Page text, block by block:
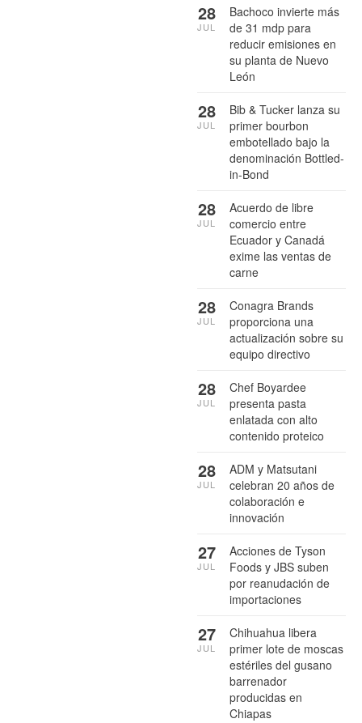
Bachoco invierte más
de 31 mdp para
reducir emisiones en
su planta de Nuevo
León
28
JUL
Bib & Tucker lanza su
primer bourbon
embotellado bajo la
denominación Bottled-
in-Bond
28
JUL
Acuerdo de libre
comercio entre
Ecuador y Canadá
exime las ventas de
carne
28
JUL
Conagra Brands
proporciona una
actualización sobre su
equipo directivo
28
JUL
Chef Boyardee
presenta pasta
enlatada con alto
contenido proteico
28
JUL
ADM y Matsutani
celebran 20 años de
colaboración e
innovación
28
JUL
Acciones de Tyson
Foods y JBS suben
por reanudación de
importaciones
27
JUL
Chihuahua libera
primer lote de moscas
estériles del gusano
barrenador
producidas en
Chiapas
27
JUL